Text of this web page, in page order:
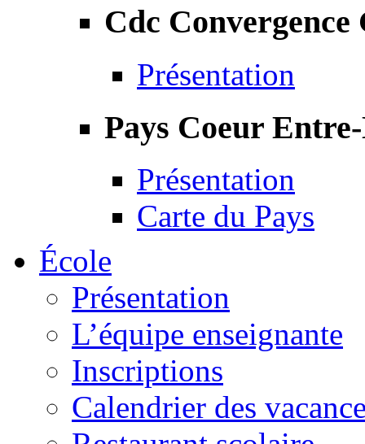
Cdc Convergence
Présentation
Pays Coeur
Présentation
Carte du Pays
École
Présentation
L’équipe enseignante
Inscriptions
Calendrier des